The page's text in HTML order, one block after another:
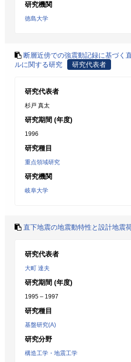
研究機関
徳島大学
断層近傍での強震動記録に基づく
ルに関する研究
研究代表者
研究代表者
杉戸 真太
研究期間 (年度)
1996
研究種目
重点領域研究
研究機関
岐阜大学
直下地震の地震動特性と設計地震
研究代表者
大町 達夫
研究期間 (年度)
1995 – 1997
研究種目
基盤研究(A)
研究分野
構造工学・地震工学